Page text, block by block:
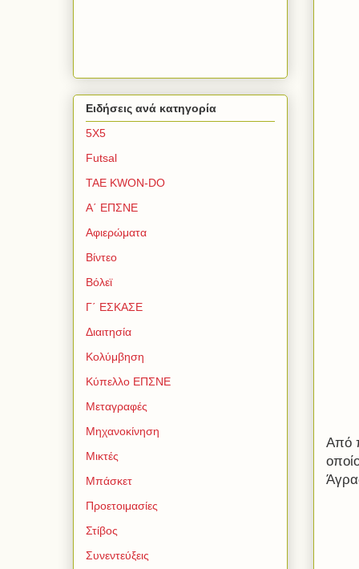
Από
Ειδήσεις ανά κατηγορία
5Χ5
Futsal
TAE KWON-DO
Α΄ ΕΠΣΝΕ
Αφιερώματα
Βίντεο
Βόλεϊ
Γ΄ ΕΣΚΑΣΕ
Διαιτησία
Κολύμβηση
Κύπελλο ΕΠΣΝΕ
Μεταγραφές
Μηχανοκίνηση
Μικτές
Μπάσκετ
Προετοιμασίες
Στίβος
Συνεντεύξεις